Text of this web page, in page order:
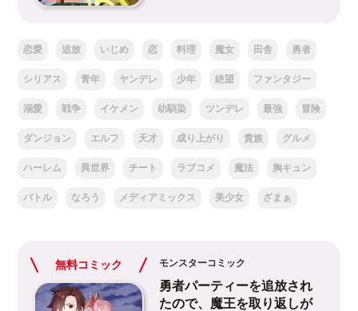
恋愛 追放 いじめ 恋 料理 魔女 田舎 勇者
シリアス 青年 ヤンデレ 少年 絶望 ファンタジー
溺愛 戦争 イケメン 幼馴染 ツンデレ 最強 冒険
ダンジョン エルフ 天才 成り上がり 貴族 グルメ
ハーレム 異世界 チート ラブコメ 魔法 胸キュン
バトル なろう メディアミックス 美少女 ざまぁ
無料コミック モンスターコミック
勇者パーティーを追放され
たので、魔王を取り返しが